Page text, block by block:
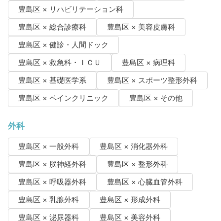
豊島区 × リハビリテーション科
豊島区 × 総合診療科
豊島区 × 美容皮膚科
豊島区 × 健診・人間ドック
豊島区 × 救急科・ＩＣＵ
豊島区 × 病理科
豊島区 × 基礎医学系
豊島区 × スポーツ整形外科
豊島区 × ペインクリニック
豊島区 × その他
外科
豊島区 × 一般外科
豊島区 × 消化器外科
豊島区 × 脳神経外科
豊島区 × 整形外科
豊島区 × 呼吸器外科
豊島区 × 心臓血管外科
豊島区 × 乳腺外科
豊島区 × 形成外科
豊島区 × 泌尿器科
豊島区 × 美容外科